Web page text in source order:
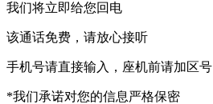
我们将立即给您回电
该通话免费，请放心接听
手机号请直接输入，座机前请加区号
*我们承诺对您的信息严格保密